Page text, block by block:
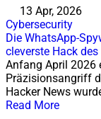
13 Apr, 2026
Cybersecurity
Die WhatsApp-
cleverste Hack
Anfang April 2026
Präzisionsangriff
Hacker News
Read More